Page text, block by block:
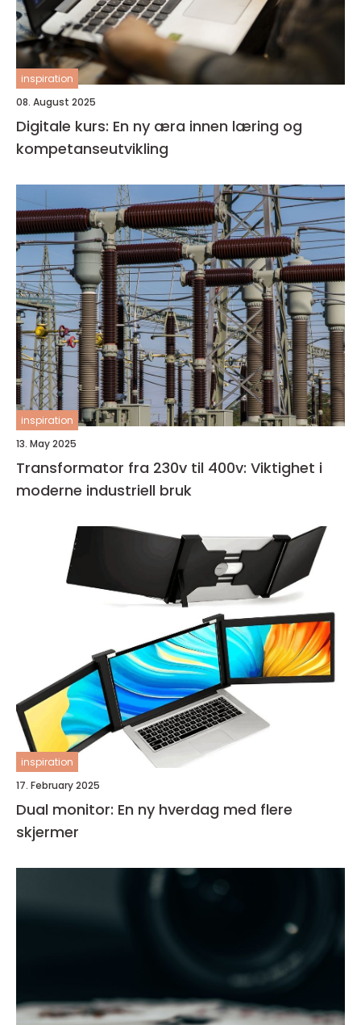
inspiration
08. August 2025
Digitale kurs: En ny æra innen læring og
kompetanseutvikling
inspiration
13. May 2025
Transformator fra 230v til 400v: Viktighet i
moderne industriell bruk
inspiration
17. February 2025
Dual monitor: En ny hverdag med flere
skjermer